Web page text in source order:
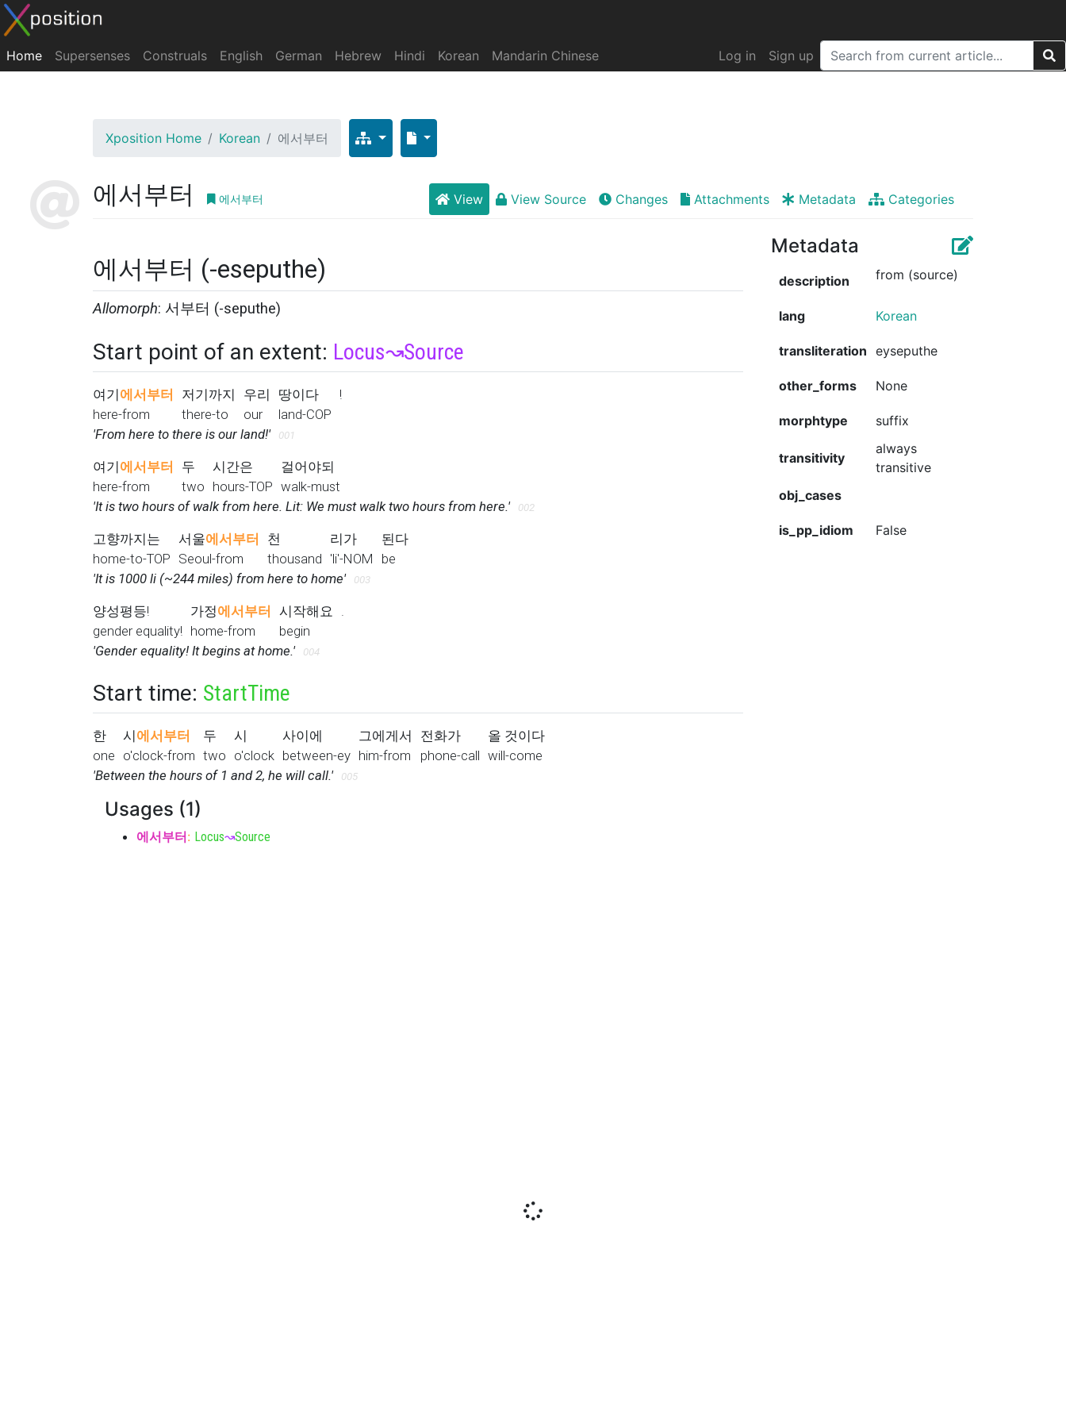
Home Supersenses Construals English German Hebrew Hindi Korean Mandarin Chinese Log in Sign up
Xposition Home Korean 에서부터
에서부터 에서부터 View View Source Changes Attachments Metadata Categories
에서부터 (-eseputhe)
Allomorph: 서부터 (-seputhe)
Start point of an extent: Locus↝Source
여기 에서부터
here-from
저기까지
there-to
우리
our
땅이다
land-COP
!
'From here to there is our land!' 001
여기 에서부터
here-from
두
two
시간은
hours-TOP
걸어야되
walk-must
'It is two hours of walk from here. Lit: We must walk two hours from here.'
002
고향까지는
home-to-TOP
서울에서부터
Seoul-from
천
thousand
리가
'li'-NOM
된다
be
'It is 1000 li (~244 miles) from here to home'
003
양성평등!
gender equality!
가정에서부터
home-from
시작해요
begin
.
'Gender equality! It begins at home.' 004
Start time: StartTime
한
one
시 에서부터
o'clock-from
두
two
시
o'clock
사이에
between-ey
그에게서
him-from
전화가
phone-call
올 것이다
will-come
'Between the hours of 1 and 2, he will call.'
005
Usages (1)
에서부터: Locus↝Source
Metadata
description from (source)
lang Korean
transliteration eyseputhe
other_forms None
morphtype suffix
transitivity
always
transitive
obj_cases
is_pp_idiom False